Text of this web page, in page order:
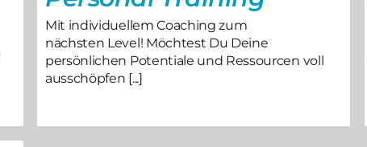
Mit individuellem Coaching zum
nächsten Level! Möchtest Du Deine
persönlichen Potentiale und Ressourcen voll
ausschöpfen [...]